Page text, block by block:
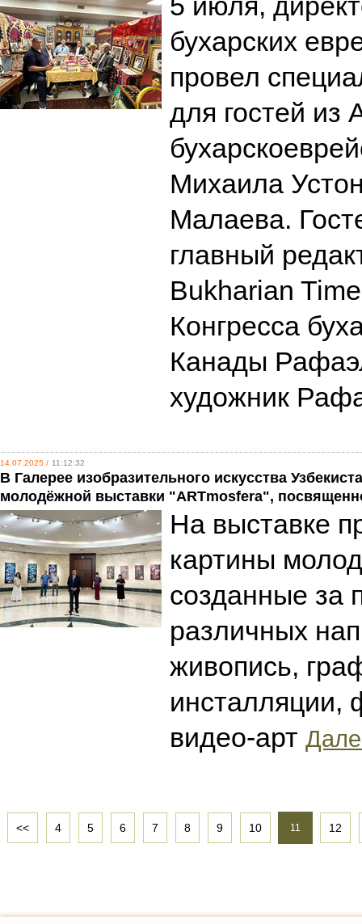
бухарских
провел
для гостей из
Михаила
Малаева.
главный
Bukharian
Конгресса
Канады
художник
14.07.2025 / 11:12:32
В Галерее изобразительного искусства
молодёжной выставки "ARTmosfera",
На выставке
картины
созданные за
различных
живопись,
инсталляции,
видео-арт
<< 4 5 6 7 8 9 10 11 12